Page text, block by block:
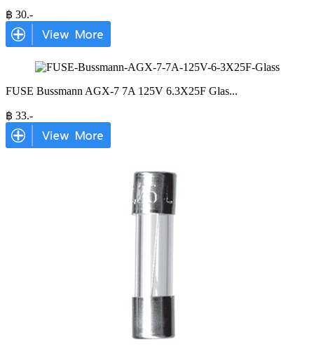
฿ 30.-
FUSE Bussmann AGX-7 7A 125V 6.3X25F Glas...
฿ 33.-